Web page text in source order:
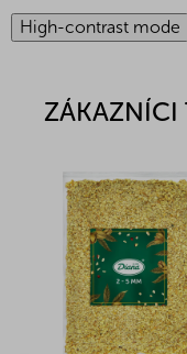
High-contrast mode
ZÁKAZNÍCI